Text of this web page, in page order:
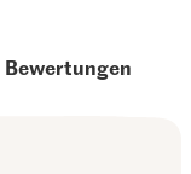
Bewertungen